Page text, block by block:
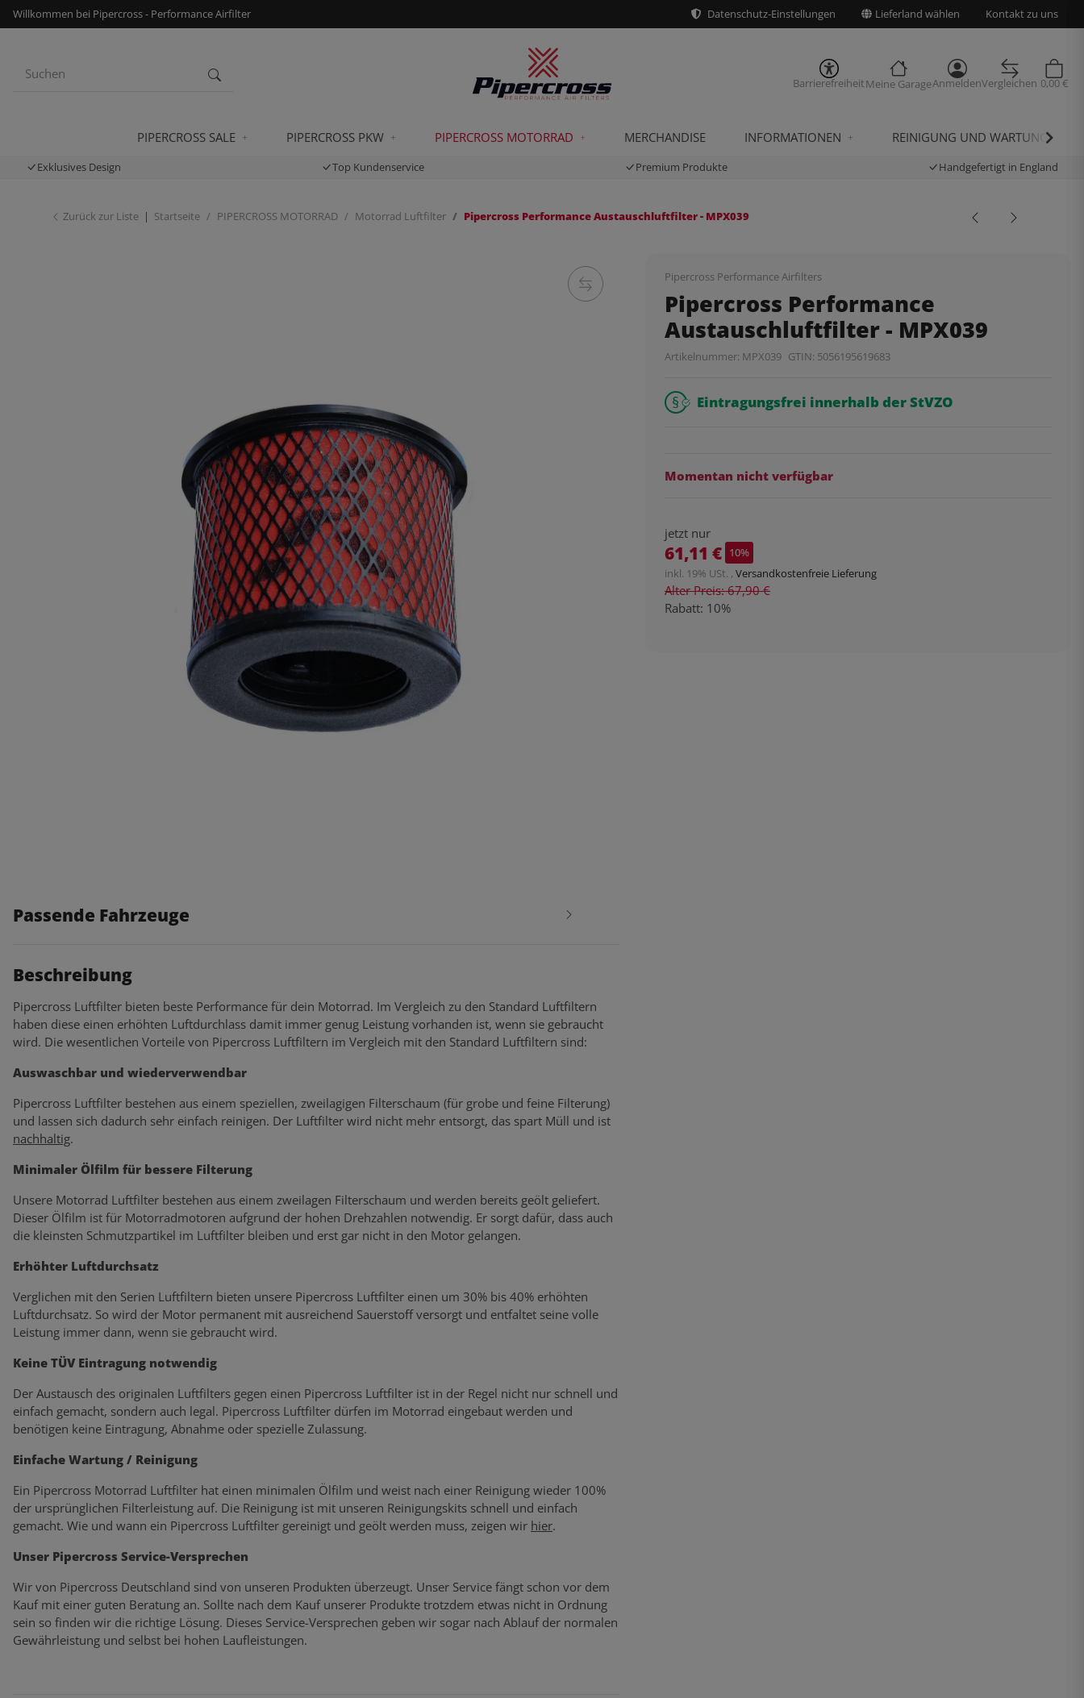
Willkommen bei Pipercross - Performance Airfilter Datenschutz-Einstellungen Lieferland wählen Kontakt zu uns
BarrierefreiheitMeine GarageAnmeldenVergleichen 0,00 €
PIPERCROSS SALE PIPERCROSS PKW PIPERCROSS MOTORRAD MERCHANDISE INFORMATIONEN REINIGUNG UND WARTUNG
Exklusives Design Top Kundenservice Premium Produkte Handgefertigt in England
Zurück zur Liste Startseite PIPERCROSS MOTORRAD Motorrad Luftfilter Pipercross Performance Austauschluftfilter - MPX039
Pipercross Performance Airfilters
Pipercross Performance
Austauschluftfilter - MPX039
Artikelnummer: MPX039 GTIN: 5056195619683
Eintragungsfrei innerhalb der StVZO
Momentan nicht verfügbar
jetzt nur
61,11 € 10%
inkl. 19% USt. , Versandkostenfreie Lieferung
Alter Preis: 67,90 €
Rabatt: 10%
Passende Fahrzeuge
Beschreibung
Pipercross Luftfilter bieten beste Performance für dein Motorrad. Im Vergleich zu den Standard Luftfiltern
haben diese einen erhöhten Luftdurchlass damit immer genug Leistung vorhanden ist, wenn sie gebraucht
wird. Die wesentlichen Vorteile von Pipercross Luftfiltern im Vergleich mit den Standard Luftfiltern sind:
Auswaschbar und wiederverwendbar
Pipercross Luftfilter bestehen aus einem speziellen, zweilagigen Filterschaum (für grobe und feine Filterung)
und lassen sich dadurch sehr einfach reinigen. Der Luftfilter wird nicht mehr entsorgt, das spart Müll und ist
nachhaltig.
Minimaler Ölfilm für bessere Filterung
Unsere Motorrad Luftfilter bestehen aus einem zweilagen Filterschaum und werden bereits geölt geliefert.
Dieser Ölfilm ist für Motorradmotoren aufgrund der hohen Drehzahlen notwendig. Er sorgt dafür, dass auch
die kleinsten Schmutzpartikel im Luftfilter bleiben und erst gar nicht in den Motor gelangen.
Erhöhter Luftdurchsatz
Verglichen mit den Serien Luftfiltern bieten unsere Pipercross Luftfilter einen um 30% bis 40% erhöhten
Luftdurchsatz. So wird der Motor permanent mit ausreichend Sauerstoff versorgt und entfaltet seine volle
Leistung immer dann, wenn sie gebraucht wird.
Keine TÜV Eintragung notwendig
Der Austausch des originalen Luftfilters gegen einen Pipercross Luftfilter ist in der Regel nicht nur schnell und
einfach gemacht, sondern auch legal. Pipercross Luftfilter dürfen im Motorrad eingebaut werden und
benötigen keine Eintragung, Abnahme oder spezielle Zulassung.
Einfache Wartung / Reinigung
Ein Pipercross Motorrad Luftfilter hat einen minimalen Ölfilm und weist nach einer Reinigung wieder 100%
der ursprünglichen Filterleistung auf. Die Reinigung ist mit unseren Reinigungskits schnell und einfach
gemacht. Wie und wann ein Pipercross Luftfilter gereinigt und geölt werden muss, zeigen wir hier.
Unser Pipercross Service-Versprechen
Wir von Pipercross Deutschland sind von unseren Produkten überzeugt. Unser Service fängt schon vor dem
Kauf mit einer guten Beratung an. Sollte nach dem Kauf unserer Produkte trotzdem etwas nicht in Ordnung
sein so finden wir die richtige Lösung. Dieses Service-Versprechen geben wir sogar nach Ablauf der normalen
Gewährleistung und selbst bei hohen Laufleistungen.